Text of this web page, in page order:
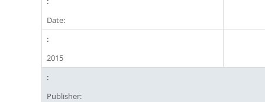
Date:
2015
Publisher: